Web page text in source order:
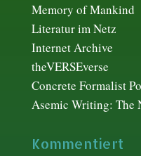
Memory of Mankind
Literatur im Netz
Internet Archive
theVERSEverse
Concrete Formalist
Asemic Writing: The
Kommentiert